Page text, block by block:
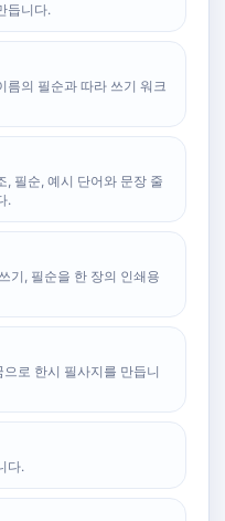
듭니다.
름의 필순과 따라 쓰기 워크
, 필순, 예시 단어와 문장 줄
.
기, 필순을 한 장의 인쇄용
로 한시 필사지를 만듭니
다.